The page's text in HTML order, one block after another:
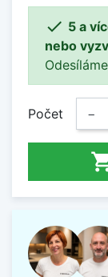
 5 a
nebo
Počet −